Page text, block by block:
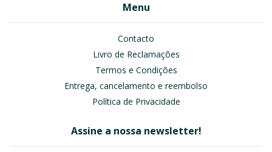
Menu
Contacto
Livro de Reclamações
Termos e Condições
Entrega, cancelamento e reembolso
Política de Privacidade
Assine a nossa newsletter!